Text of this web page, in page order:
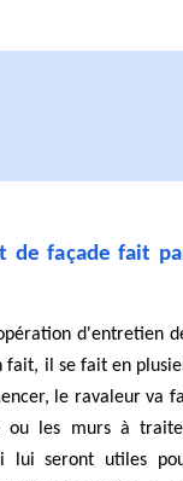
de façade fait
d'entretien
fait, il se fait en
le ravaleur va
ou les murs à
lui seront utiles